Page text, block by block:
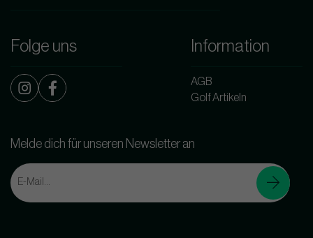
Folge uns Information
AGB
Golf Artikeln
Melde dich für unseren Newsletter an